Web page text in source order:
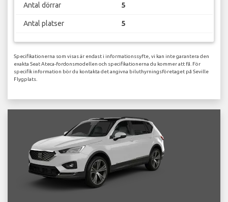
Antal dörrar 5
Antal platser 5
Specifikationerna som visas är endast i informationssyfte, vi kan inte garantera den
exakta Seat Ateca-fordonsmodellen och specifikationerna du kommer att få. För
specifik information bör du kontakta det angivna biluthyrningsföretaget på Seville
Flygplats.